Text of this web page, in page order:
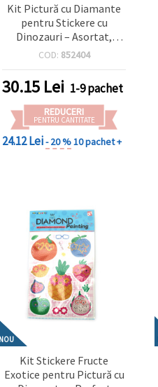
Kit Pictură cu Diamante
pentru Stickere cu
Dinozauri – Asortat,
Perfect pentru Copii,
Activități de Lucru Manual
SCC201
COD: 852404
30.15 Lei 1-9 pachet
REDUCERI
PENTRU CANTITATE
24.12 Lei- 20 %10 pachet +
NOU
Kit Stickere Fructe
Exotice pentru Pictură cu